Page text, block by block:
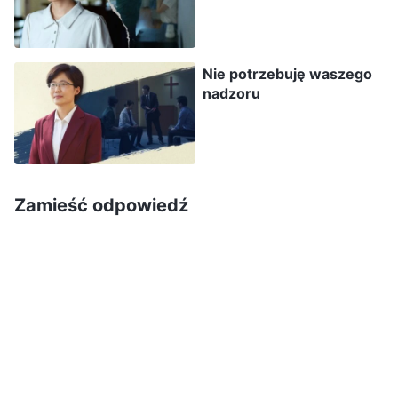
dla wierzących. Gdy wracał do domu, niemal
każdego dnia pouczał mnie na temat ideologii.
Któregoś wieczoru, gdy wróciłam do domu ze
zgromadzenia, spojrzał na mnie posępnie i
powiedział: „Znów byłaś na zgromadzeniu? Ile
razy mam ci powtarzać, że nie możesz na nie
wiesz, że Partia zakazuje wyznawania religii.
Nie potrzebuję waszego
nadzoru
Zamieść odpowiedź